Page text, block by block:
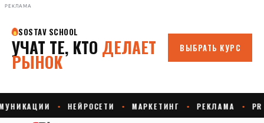
РЕКЛАМА